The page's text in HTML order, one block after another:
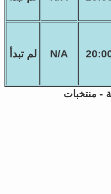
N/A لم تبدأ
- منتخبات